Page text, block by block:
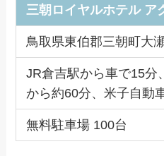
三朝ロイヤルホテル ア
鳥取県東伯郡三朝町大
JR倉吉駅から車で15分
から約60分、米子自動
無料駐車場 100台